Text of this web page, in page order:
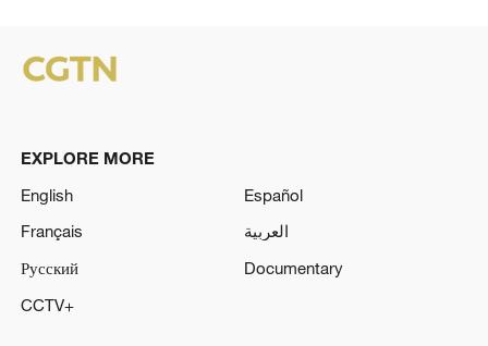
EXPLORE MORE
English
Español
Français
العربية
Русский
Documentary
CCTV+